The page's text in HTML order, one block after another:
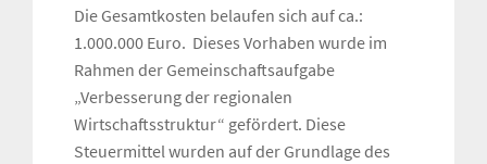
Die Gesamtkosten belaufen sich auf ca.:
1.000.000 Euro. Dieses Vorhaben wurde im
Rahmen der Gemeinschaftsaufgabe
„Verbesserung der regionalen
Wirtschaftsstruktur“ gefördert. Diese
Steuermittel wurden auf der Grundlage des